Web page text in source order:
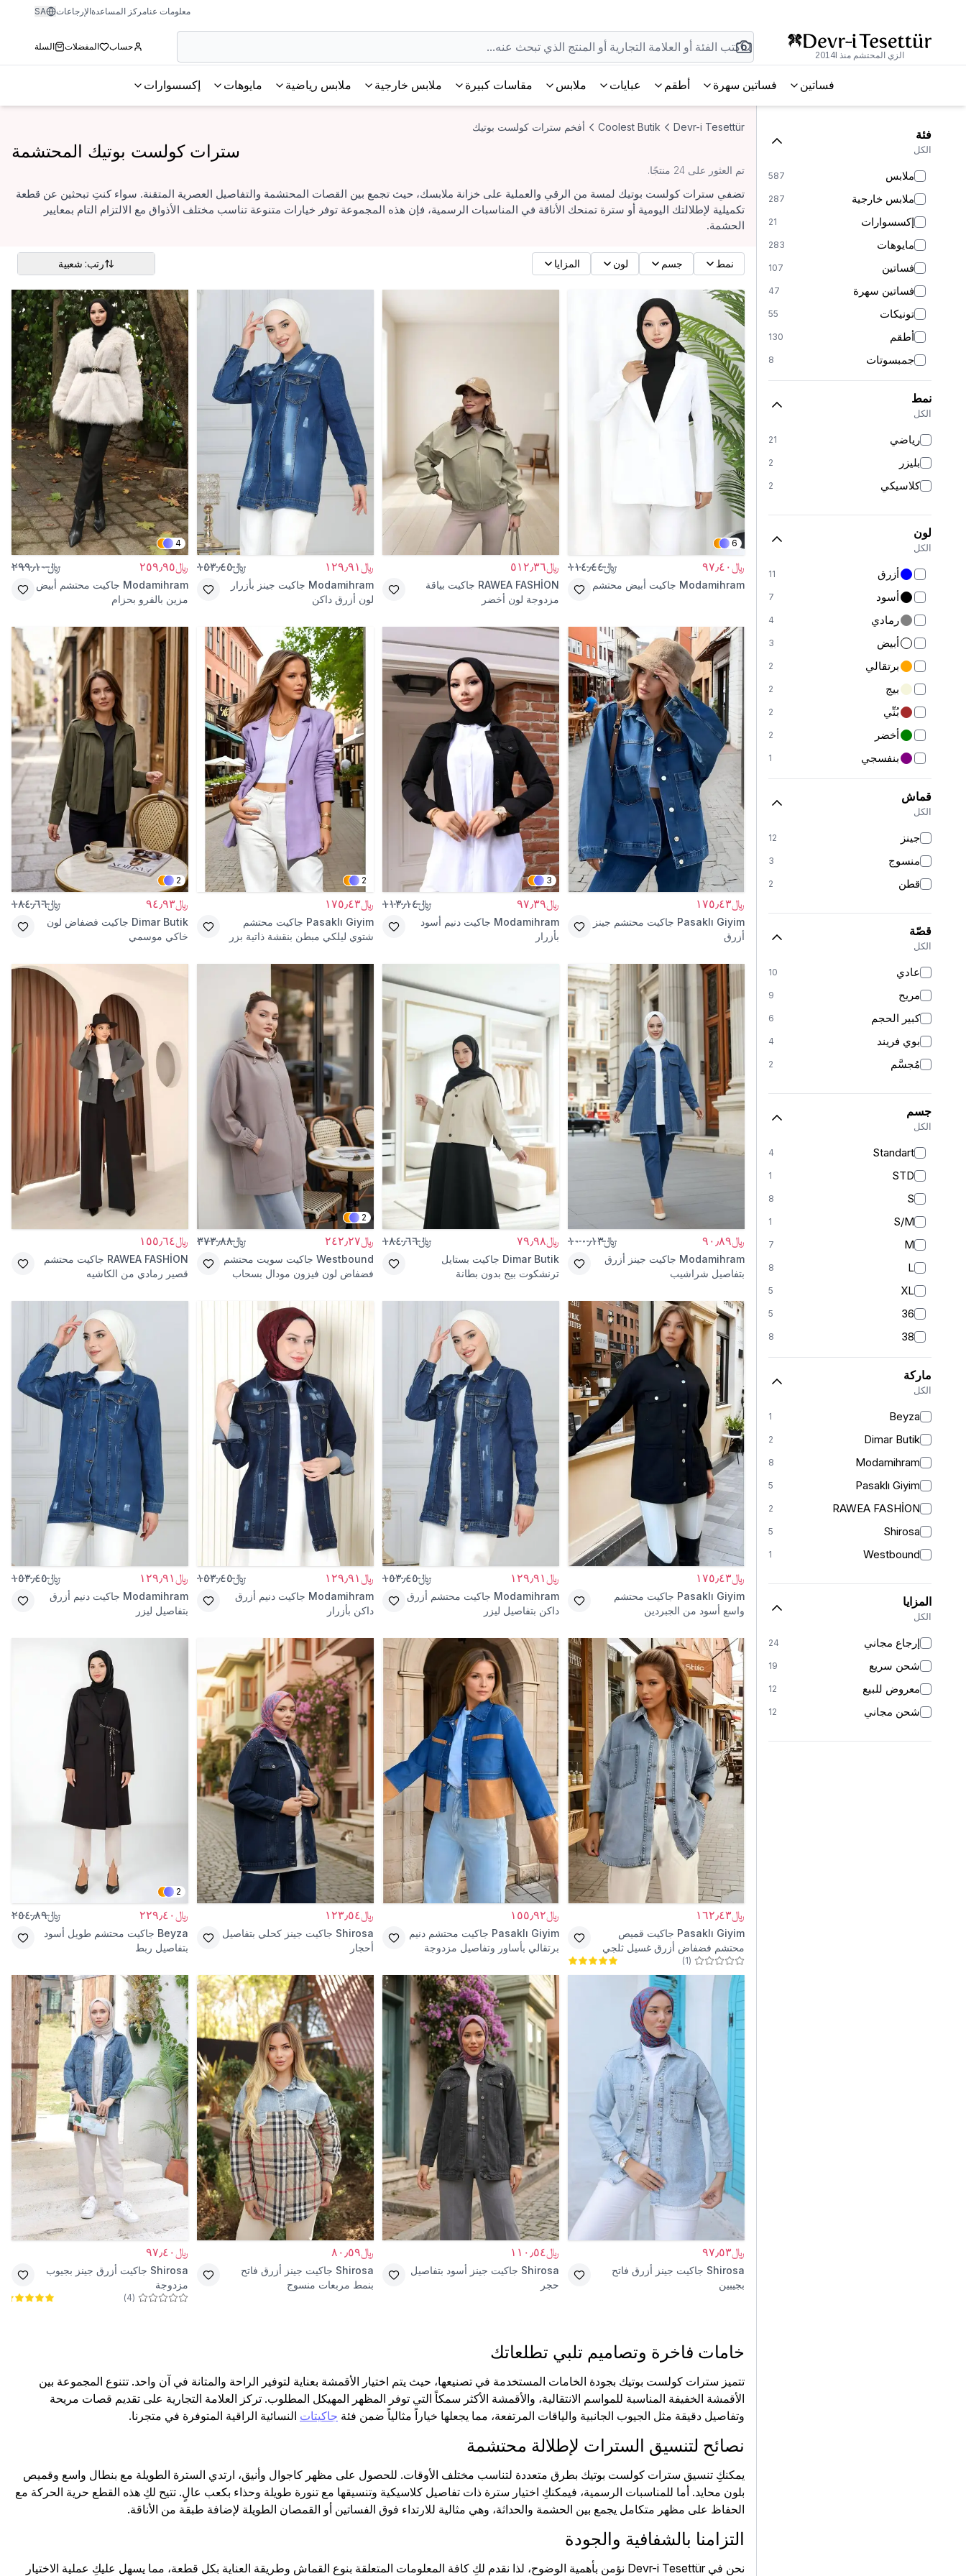
معلومات عنامركز المساعدةالإرجاعات SA
الزي المحتشم منذ 2014l
حساب المفضلات السلة
فساتين فساتين سهرة أطقم عبايات ملابس مقاسات كبيرة ملابس خارجية ملابس رياضية مايوهات إكسسوارات
فئة
الكل
ملابس 587
ملابس خارجية 287
إكسسوارات 21
مايوهات 283
فساتين 107
فساتين سهرة 47
تونيكات 55
أطقم 130
جمبسوتات 8
بناطيل 152
تنانير 19
15
عبايات
معاطف طويلة
معاطف ترنش
كارديجانات
فيستات
جاكيتات
معاطف شتوية
معاطف
مايوهات نصف محتشمة
ملابس بنات
بوركينيات 224
بناطيل بنات 5
أطقم بنات 6
تنانير بنات 2
نمط
الكل
رياضي 21
بليزر 2
كلاسيكي 2
لون
الكل
أزرق 11
أسود 7
رمادي 4
أبيض 3
برتقالي 2
بيج 2
بُنِّي 2
أخضر 2
بنفسجي 1
كاكي 1
قماش
الكل
جينز 12
منسوج 3
قطن 2
قصّة
الكل
عادي 10
مريح 9
كبير الحجم 6
بوي فريند 4
مُجسَّم 2
جسم
الكل
Standart
4
STD
1
S
8
S/M
1
M
7
L
8
XL
5
36
5
38
8
40
7
42
7
ماركة
الكل
Beyza
1
Dimar Butik
2
Modamihram
8
Pasaklı Giyim
5
RAWEA FASHİON
2
Shirosa
5
Westbound
1
المزايا
الكل
إرجاع مجاني 24
شحن سريع 19
معروض للبيع 12
شحن مجاني 12
Devr-i Tesettür
Coolest Butik أفخم سترات كولست بوتيك
سترات كولست بوتيك المحتشمة
تم العثور على 24 منتجًا.
تضفي سترات كولست بوتيك لمسة من الرقي والعملية على خزانة ملابسك، حيث تجمع بين القصات المحتشمة والتفاصيل العصرية المتقنة. سواء كنتِ تبحثين عن قطعة
تكميلية لإطلالتك اليومية أو سترة تمنحك الأناقة في المناسبات الرسمية، فإن هذه المجموعة توفر خيارات متنوعة تناسب مختلف الأذواق مع الالتزام التام بمعايير
الحشمة.
نمط جسم لون المزايا رتب: شعبية
6
﷼٩٧٫٤٠ ﷼١١٤٫٤٤
Modamihram جاكيت أبيض محتشم
﷼٥١٢٫٣٦
RAWEA FASHİON جاكيت بياقة
مزدوجة لون أخضر
﷼١٢٩٫٩١ ﷼١٥٣٫٤٥
Modamihram جاكيت جينز بأزرار
لون أزرق داكن
4
﷼٢٥٩٫٩٥ ﷼٢٩٩٫١٠
Modamihram جاكيت محتشم أبيض
مزين بالفرو بحزام
﷼١٧٥٫٤٣
Pasaklı Giyim جاكيت محتشم جينز
أزرق
3
﷼٩٧٫٣٩ ﷼١١٣٫١٤
Modamihram جاكيت دنيم أسود
بأزرار
2
﷼١٧٥٫٤٣
Pasaklı Giyim جاكيت محتشم
شتوي ليلكي مبطن بنقشة ذاتية بزر
2
﷼٩٤٫٩٣ ﷼١٨٤٫٦٦
Dimar Butik جاكيت فضفاض لون
خاكي موسمي
﷼٩٠٫٨٩ ﷼١٠٠٫١٣
Modamihram جاكيت جينز أزرق
بتفاصيل شراشيب
﷼٧٩٫٩٨ ﷼١٨٤٫٦٦
Dimar Butik جاكيت بستايل
ترنشكوت بيج بدون بطانة
2
﷼٢٤٢٫٢٧ ﷼٣٧٣٫٨٨
Westbound جاكيت سويت محتشم
فضفاض لون فيزون مودال بسحاب
﷼١٥٥٫٦٤
RAWEA FASHİON جاكيت محتشم
قصير رمادي من الكاشيه
﷼١٧٥٫٤٣
Pasaklı Giyim جاكيت محتشم
واسع أسود من الجبردين
﷼١٢٩٫٩١ ﷼١٥٣٫٤٥
Modamihram جاكيت محتشم أزرق
داكن بتفاصيل ليزر
﷼١٢٩٫٩١ ﷼١٥٣٫٤٥
Modamihram جاكيت دنيم أزرق
داكن بأزرار
﷼١٢٩٫٩١ ﷼١٥٣٫٤٥
Modamihram جاكيت دنيم أزرق
بتفاصيل ليزر
﷼١٦٢٫٤٣
Pasaklı Giyim جاكيت قميص
محتشم فضفاض أزرق غسيل ثلجي
بجيوب مزرر (
1
)
﷼١٥٥٫٩٢
Pasaklı Giyim جاكيت محتشم دنيم
برتقالي بأساور وتفاصيل مزدوجة
﷼١٢٣٫٥٤
Shirosa جاكيت جينز كحلي بتفاصيل
أحجار
2
﷼٢٢٩٫٤٠ ﷼٢٥٤٫٨٩
Beyza جاكيت محتشم طويل أسود
بتفاصيل ربط
﷼٩٧٫٥٣
Shirosa جاكيت جينز أزرق فاتح
بجيبين
﷼١١٠٫٥٤
Shirosa جاكيت جينز أسود بتفاصيل
حجر
﷼٨٠٫٥٩
Shirosa جاكيت جينز أزرق فاتح
بنمط مربعات منسوج
﷼٩٧٫٤٠
Shirosa جاكيت أزرق جينز بجيوب
مزدوجة
(
4
)
خامات فاخرة وتصاميم تلبي تطلعاتك
تتميز سترات كولست بوتيك بجودة الخامات المستخدمة في تصنيعها، حيث يتم اختيار الأقمشة بعناية لتوفير الراحة والمتانة في آن واحد. تتنوع المجموعة بين
الأقمشة الخفيفة المناسبة للمواسم الانتقالية، والأقمشة الأكثر سمكاً التي توفر المظهر المهيكل المطلوب. تركز العلامة التجارية على تقديم قصات مريحة
وتفاصيل دقيقة مثل الجيوب الجانبية والياقات المرتفعة، مما يجعلها خياراً مثالياً ضمن فئة جاكيتات النسائية الراقية المتوفرة في متجرنا.
نصائح لتنسيق السترات لإطلالة محتشمة
يمكنكِ تنسيق سترات كولست بوتيك بطرق متعددة لتناسب مختلف الأوقات. للحصول على مظهر كاجوال وأنيق، ارتدي السترة الطويلة مع بنطال واسع وقميص
بلون محايد. أما للمناسبات الرسمية، فيمكنكِ اختيار سترة ذات تفاصيل كلاسيكية وتنسيقها مع تنورة طويلة وحذاء بكعب عالٍ. تتيح لكِ هذه القطع حرية الحركة مع
الحفاظ على مظهر متكامل يجمع بين الحشمة والحداثة، وهي مثالية للارتداء فوق الفساتين أو القمصان الطويلة لإضافة طبقة من الأناقة.
التزامنا بالشفافية والجودة
نحن في Devr-i Tesettür نؤمن بأهمية الوضوح، لذا نقدم لكِ كافة المعلومات المتعلقة بنوع القماش وطريقة العناية بكل قطعة، مما يسهل عليكِ عملية الاختيار